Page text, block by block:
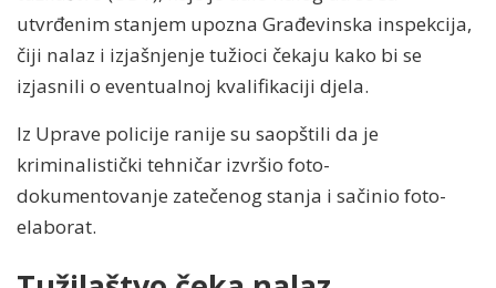
utvrđenim stanjem upozna Građevinska inspekcija,
čiji nalaz i izjašnjenje tužioci čekaju kako bi se
izjasnili o eventualnoj kvalifikaciji djela.
Iz Uprave policije ranije su saopštili da je
kriminalistički tehničar izvršio foto-
dokumentovanje zatečenog stanja i sačinio foto-
elaborat.